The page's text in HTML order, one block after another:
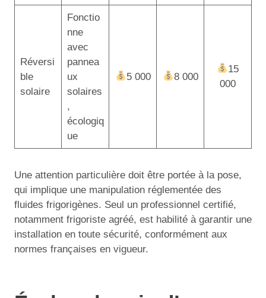
Réversi
ble
solaire
Fonctio
nne
avec
pannea
ux
solaires
,
écologiq
ue
5 000 8 000
15
000
Une attention particulière doit être portée à la pose,
qui implique une manipulation réglementée des
fluides frigorigènes. Seul un professionnel certifié,
notamment frigoriste agréé, est habilité à garantir une
installation en toute sécurité, conformément aux
normes françaises en vigueur.